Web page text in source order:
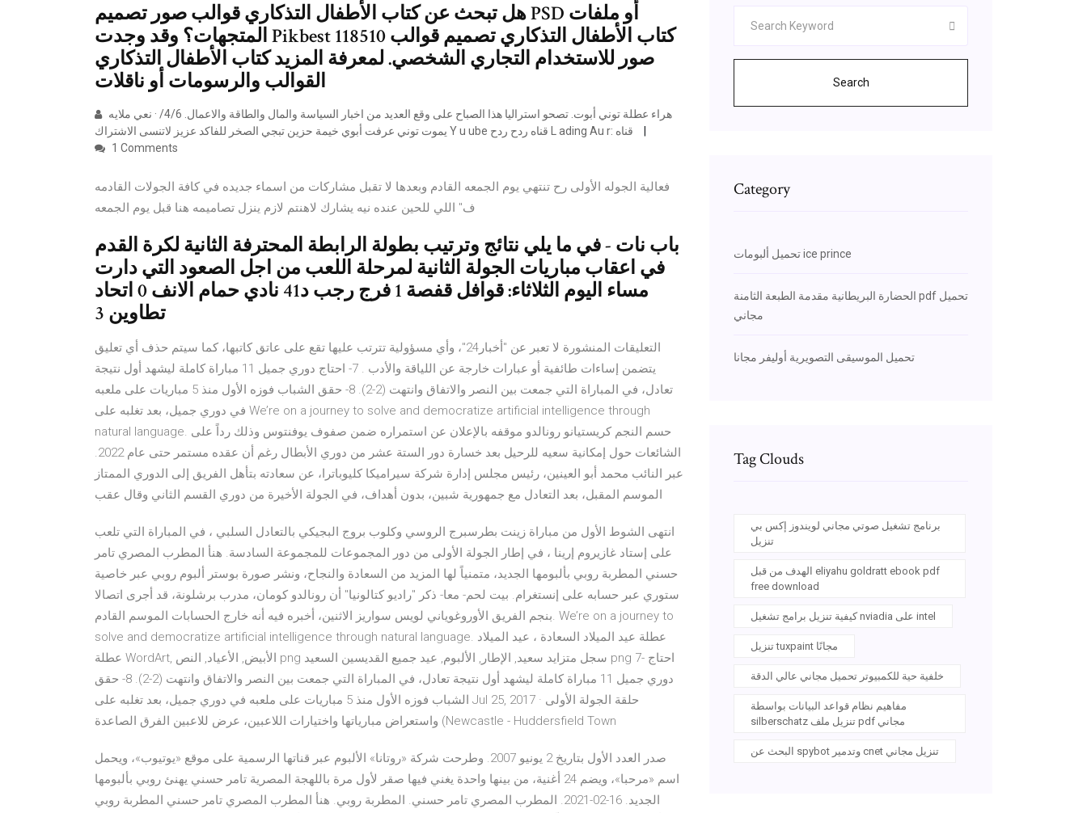
هل تبحث عن كتاب الأطفال التذكاري قوالب صور تصميم PSD أو ملفات
المتجهات؟ وقد وجدت Pikbest 118510 كتاب الأطفال التذكاري تصميم قوالب
صور للاستخدام التجاري الشخصي. لمعرفة المزيد كتاب الأطفال التذكاري
القوالب والرسومات أو ناقلات
1 Comments
فعالية الجوله الأولى رح تنتهي يوم الجمعه القادم وبعدها لا تقبل مشاركات من اسماء جديده في كافة الجولات القادمه
ف" اللي للحين عنده نيه يشارك لاهنتم لازم ينزل تصاميمه هنا قبل يوم الجمعه
باب نات - في ما يلي نتائج وترتيب بطولة الرابطة المحترفة الثانية لكرة القدم
في اعقاب مباريات الجولة الثانية لمرحلة اللعب من اجل الصعود التي دارت
مساء اليوم الثلاثاء: قوافل قفصة 1 فرج رجب د41 نادي حمام الانف 0 اتحاد
تطاوين 3
التعليقات المنشورة لا تعبر عن "أخبار24"، وأي مسؤولية تترتب عليها تقع على عاتق كاتبها، كما سيتم حذف أي تعليق
يتضمن إساءات طائفية أو عبارات خارجة عن اللياقة والأدب . 7- احتاج دوري جميل 11 مباراة كاملة ليشهد أول نتيجة
تعادل، في المباراة التي جمعت بين النصر والاتفاق وانتهت (2-2). 8- حقق الشباب فوزه الأول منذ 5 مباريات على ملعبه
في دوري جميل، بعد تغلبه على We’re on a journey to solve and democratize artificial intelligence through
natural language. حسم النجم كريستيانو رونالدو موقفه بالإعلان عن استمراره ضمن صفوف يوفنتوس وذلك رداً على
الشائعات حول إمكانية سعيه للرحيل بعد خسارة دور الستة عشر من دوري الأبطال رغم أن عقده مستمر حتى عام 2022.
عبر النائب محمد أبو العينين، رئيس مجلس إدارة شركة سيراميكا كليوباترا، عن سعادته بتأهل الفريق إلى الدوري الممتاز
الموسم المقبل، بعد التعادل مع جمهورية شبين، بدون أهداف، في الجولة الأخيرة من دوري القسم الثاني وقال عقب
انتهى الشوط الأول من مباراة زينت بطرسبرج الروسي وكلوب بروج البجيكي بالتعادل السلبي ، في المباراة التي تلعب
على إستاد غازيروم إرينا ، في إطار الجولة الأولى من دور المجموعات للمجموعة السادسة. هنأ المطرب المصري تامر
حسني المطربة روبي بألبومها الجديد، متمنياً لها المزيد من السعادة والنجاح، ونشر صورة بوستر ألبوم روبي عبر خاصية
ستوري عبر حسابه على إنستغرام. بيت لحم- معا- ذكر "راديو كتالونيا" أن رونالدو كومان، مدرب برشلونة، قد أجرى اتصالا
بنجم الفريق الأوروغوياني لويس سواريز الاثنين، أخبره فيه أنه خارج الحسابات الموسم القادم. We’re on a journey to
solve and democratize artificial intelligence through natural language. عطلة عيد الميلاد السعادة ، عيد الميلاد
عطلة WordArt, الأبيض, الأعياد, النص png سجل متزايد سعيد, الإطار, الألبوم, عيد جميع القديسين السعيد png 7- احتاج
دوري جميل 11 مباراة كاملة ليشهد أول نتيجة تعادل، في المباراة التي جمعت بين النصر والاتفاق وانتهت (2-2). 8- حقق
الشباب فوزه الأول منذ 5 مباريات على ملعبه في دوري جميل، بعد تغلبه على Jul 25, 2017 · حلقة الجولة الأولى
واستعراض مبارياتها واختيارات اللاعبين، عرض للاعبين الفرق الصاعدة (Newcastle - Huddersfield Town
صدر العدد الأول بتاريخ 2 يونيو 2007. وطرحت شركة «روتانا» الألبوم عبر قناتها الرسمية على موقع «يوتيوب»، ويحمل
اسم «مرحبا»، ويضم 24 أغنية، من بينها واحدة يغني فيها صقر لأول مرة باللهجة المصرية تامر حسني يهنئ روبي بألبومها
الجديد. 16-02-2021. المطرب المصري تامر حسني. المطربة روبي. هنأ المطرب المصري تامر حسني المطربة روبي
Search
Category
تحميل ألبومات ice prince
الحضارة البريطانية مقدمة الطبعة الثامنة pdf تحميل
مجاني
تحميل الموسيقى التصويرية أوليفر مجانا
Tag Clouds
برنامج تشغيل صوتي مجاني لويندوز إكس بي
تنزيل
الهدف من قبل eliyahu goldratt ebook pdf
free download
كيفية تنزيل برامج تشغيل nviadia على intel
تنزيل tuxpaint مجانًا
خلفية حية للكمبيوتر تحميل مجاني عالي الدقة
مفاهيم نظام قواعد البيانات بواسطة
silberschatz تنزيل ملف pdf مجاني
البحث عن spybot وتدمير cnet تنزيل مجاني